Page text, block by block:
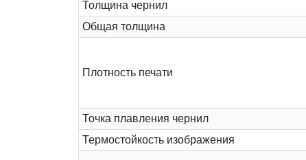
Толщина чернил
Общая толщина
Плотность печати
Точка плавления чернил
Термостойкость изображения